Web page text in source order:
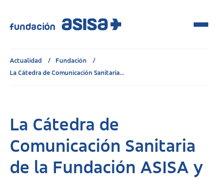
Actualidad
Fundación
La Cátedra de Comunicación Sanitaria...
La Cátedra de
Comunicación Sanitaria
de la Fundación ASISA y